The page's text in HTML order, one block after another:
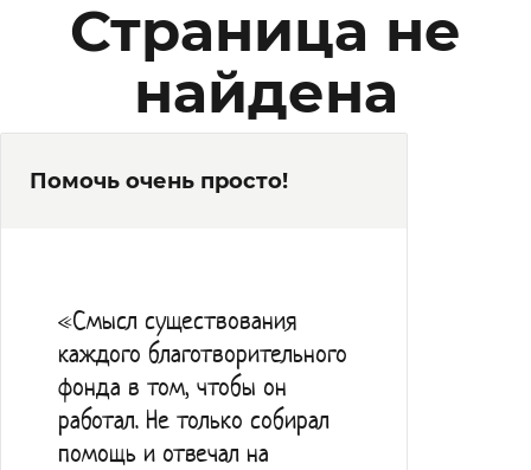
Страница не
найдена
Помочь очень просто!
«Смысл существования
каждого благотворительного
фонда в том, чтобы он
работал. Не только собирал
помощь и отвечал на